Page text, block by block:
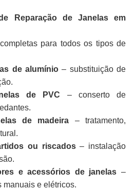
Reparação de Janelas em
para todos os tipos de
de alumínio– substituição de
de PVC – conserto de
de madeira – tratamento,
ou riscados– instalação
e acessórios de janelas –
manuais e elétricos.